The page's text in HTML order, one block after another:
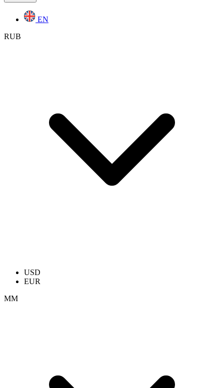
EN
RUB
USD
EUR
ММ